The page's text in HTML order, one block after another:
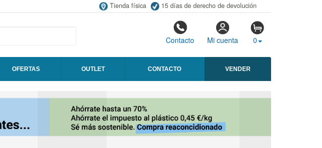
Tienda física 15 días de derecho de devolución
Contacto Mi cuenta 0
OFERTAS OUTLET CONTACTO VENDER